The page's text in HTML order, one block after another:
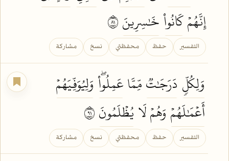
إِنَّهُمۡكَانُواْ خَٰسِرِينَ
التفسير حفظ محفظتي نسخ مشاركة
وَلِكُلّٖ دَرَجَٰتٞمِّمَّاعَمِلُواْۖ وَلِيُوَفِّيَهُمۡ
أَعۡمَٰلَهُمۡ وَهُمۡ لَا يُظۡلَمُونَ
التفسير حفظ محفظتي نسخ مشاركة